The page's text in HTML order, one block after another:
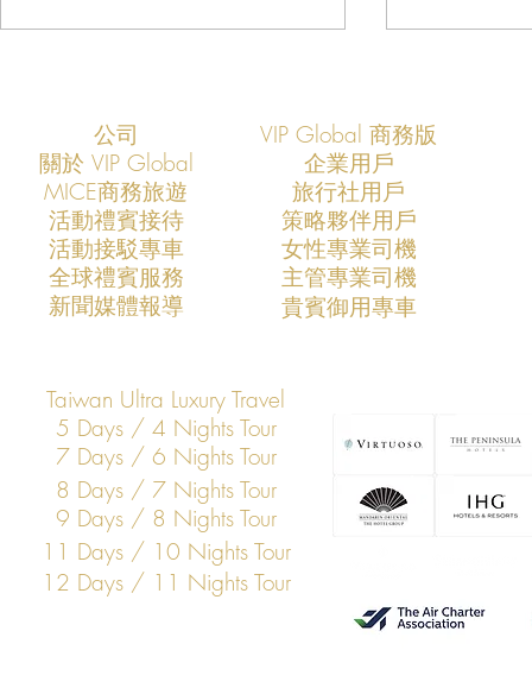
VIP Global成功支援COMPUTEX
2026全球AI產業領袖訪台專案
打造亞洲科技展會商務移動與
VIP Global成
2025全球AI
公司
VIP Global 商務版
關於 VIP Global
企業用戶
​MICE商務旅遊
旅行社用戶
​活動禮賓接待
策略夥伴用戶
活動接駁專車
​全球禮賓服務
​新聞媒體報導
​女性專業司機
​主管專業司機
​貴賓御用專車
Taiwan Ultra Luxury Travel
5 Days / 4 Nights Tour
7 Days / 6 Nights Tour
8 Days / 7 Nights Tour
9 Days / 8 Nights Tour
11 Days / 10 Nights Tour
12 Days / 11 Nights Tour